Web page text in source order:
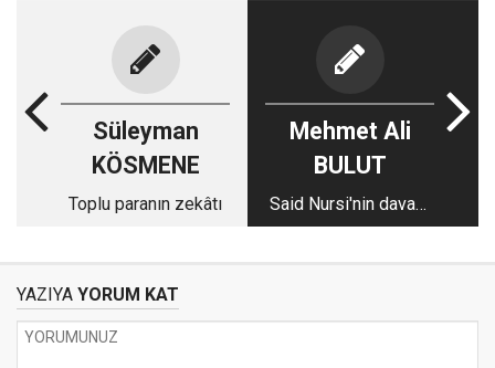
Süleyman
KÖSMENE
Toplu paranın zekâtı
Mehmet Ali
BULUT
Said Nursi'nin davası
Kürtçülük müydü?
YAZIYA YORUM KAT